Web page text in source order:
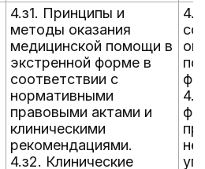
4.з1. Принципы и
методы оказания
медицинской помощи в
экстренной форме в
соответствии с
нормативными
правовыми актами и
клиническими
рекомендациями.
4.з2. Клинические